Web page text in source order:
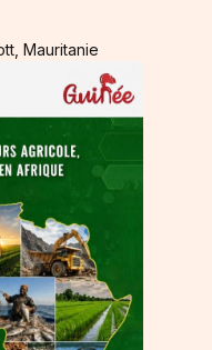
Mauritanie